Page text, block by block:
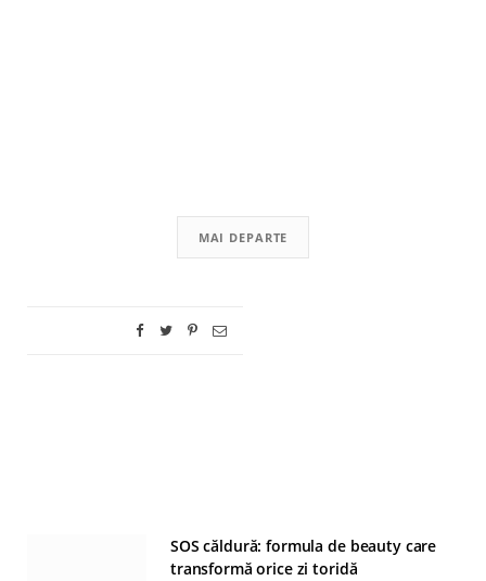
MAI DEPARTE
SOS căldură: formula de beauty care
transformă orice zi toridă